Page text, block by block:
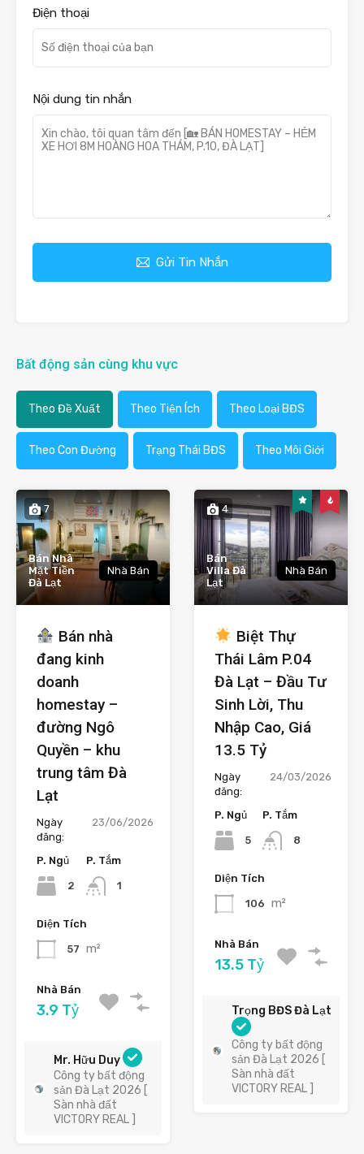
Điện thoại
Nội dung tin nhắn
Gửi Tin Nhắn
Bất động sản cùng khu vực
Theo Đề Xuất Theo Tiện Ích Theo Loại BĐS
Theo Con Đường Trạng Thái BĐS Theo Môi Giới
7
Bán Nhà
Mặt Tiền
Đà Lạt
Nhà Bán
Bán nhà
đang kinh
doanh
homestay –
đường Ngô
Quyền – khu
trung tâm Đà
Lạt
Ngày
đăng:
23/06/2026
P. Ngủ
2
P. Tắm
1
Diện Tích
57 m²
Nhà Bán
3.9 Tỷ
Mr. Hữu Duy
Công ty bất động
sản Đà Lạt 2026 [
Sàn nhà đất
VICTORY REAL ]
4
Bán
Villa Đà
Lạt
Nhà Bán
Biệt Thự
Thái Lâm P.04
Đà Lạt – Đầu Tư
Sinh Lời, Thu
Nhập Cao, Giá
13.5 Tỷ
Ngày
đăng:
24/03/2026
P. Ngủ
5
P. Tắm
8
Diện Tích
106 m²
Nhà Bán
13.5 Tỷ
Trọng BĐS Đà Lạt
Công ty bất động
sản Đà Lạt 2026 [
Sàn nhà đất
VICTORY REAL ]